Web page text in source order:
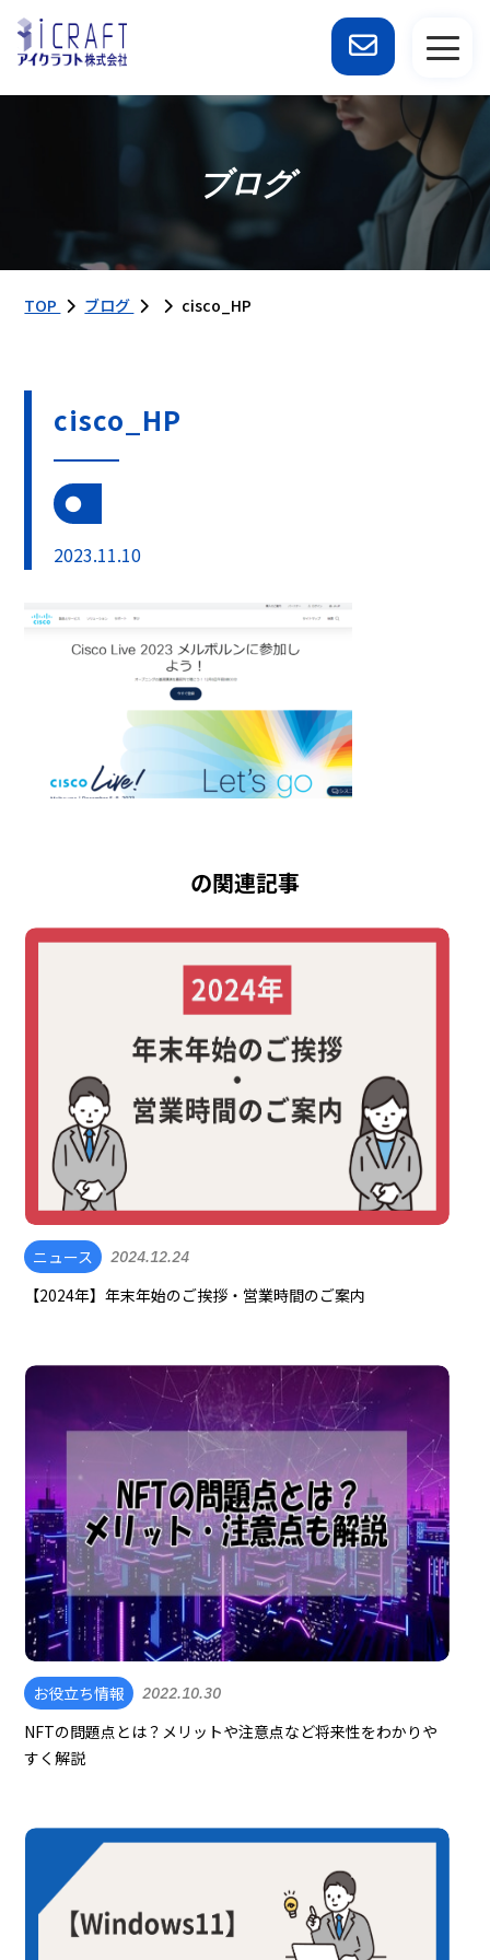
ブログ
TOP ブログ cisco_HP
cisco_HP
2023.11.10
の関連記事
ニュース 2024.12.24
【2024年】年末年始のご挨拶・営業時間のご案内
お役立ち情報 2022.10.30
NFTの問題点とは？メリットや注意点など将来性をわかりや
すく解説